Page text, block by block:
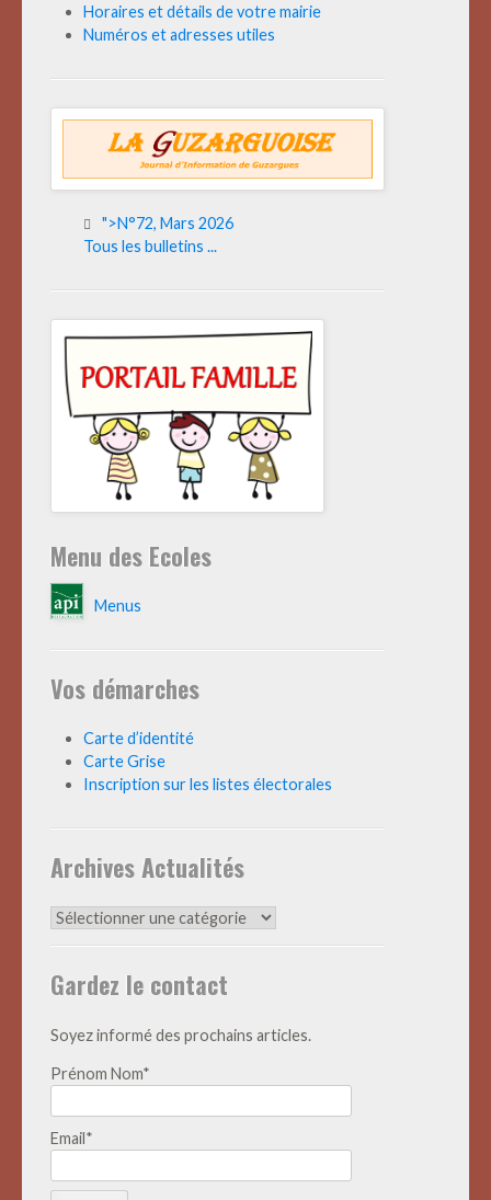
Horaires et détails de votre mairie
Numéros et adresses utiles
">N°72, Mars 2026
Tous les bulletins ...
Menu des Ecoles
Menus
Vos démarches
Carte d’identité
Carte Grise
Inscription sur les listes électorales
Archives Actualités
Archives
Gardez le contact
Soyez informé des prochains articles.
Prénom Nom*
Email*